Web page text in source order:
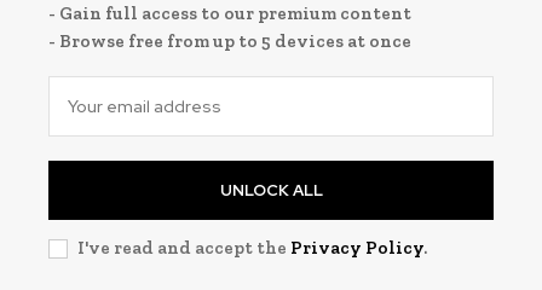
- Gain full access to our premium content
- Browse free from up to 5 devices at once
UNLOCK ALL
I've read and accept the Privacy Policy.